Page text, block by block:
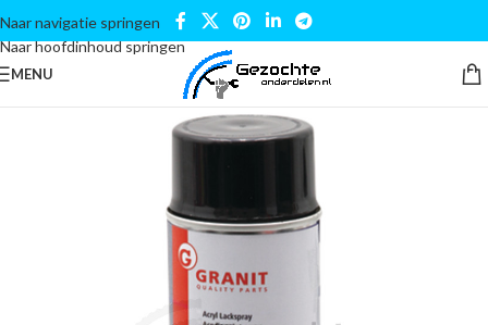
Naar navigatie springen
Naar hoofdinhoud springen
MENU